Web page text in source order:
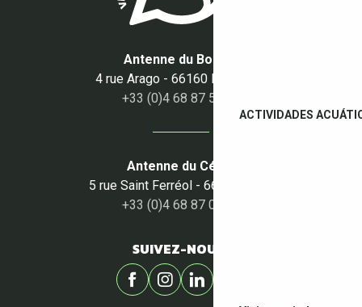
ACTIVIDADES
Antenne du Boulou
4 rue Arago - 66160 Le Boulou
+33 (0)4 68 87 50 95
Antenne du Céret
5 rue Saint Ferréol - 66400 Céret
+33 (0)4 68 87 00 53
SUIVEZ-NOUS !